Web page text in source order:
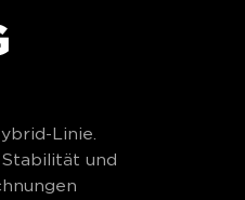
Linie.
und